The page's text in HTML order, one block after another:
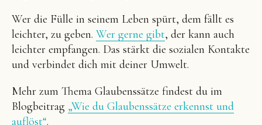
Wer die Fülle in seinem Leben spürt, dem fällt es
leichter, zu geben. Wer gerne gibt, der kann auch
leichter empfangen. Das stärkt die sozialen Kontakte
und verbindet dich mit deiner Umwelt.
Mehr zum Thema Glaubenssätze findest du im
Blogbeitrag „Wie du Glaubenssätze erkennst und
auflöst“.